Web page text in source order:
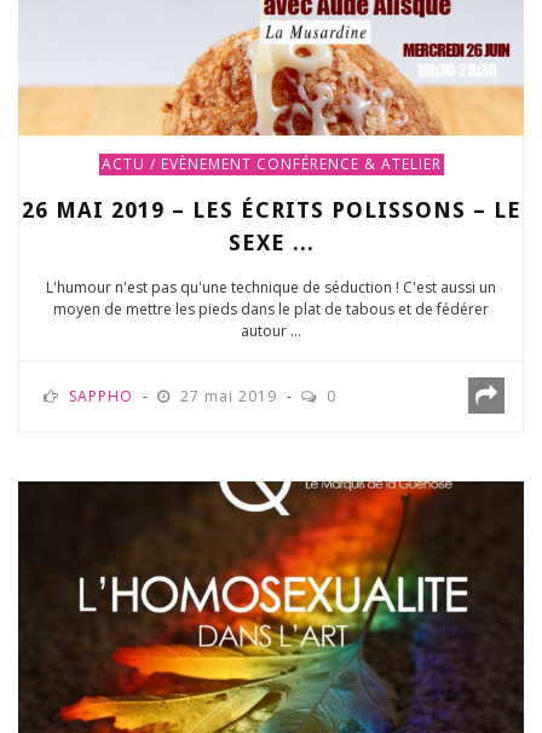
ACTU / EVÈNEMENT CONFÉRENCE & ATELIER
26 MAI 2019 – LES ÉCRITS POLISSONS – LE
SEXE ...
L'humour n'est pas qu'une technique de séduction ! C'est aussi un
moyen de mettre les pieds dans le plat de tabous et de fédérer
autour ...
SAPPHO 27 mai 2019 0